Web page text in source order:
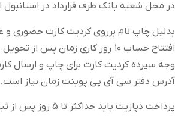
در محل شعبه بانک طرف قرارداد در استانبول
بدلیل چاپ نام برروی کردیت کارت حضوری
افتتاح حساب ۱۰ روز کاری زمان پس
وجه سپرده کردیت کارت برای چاپ و ارسال
آدرس دفتر سی آی پی پوینت زمان نیاز است.
پرداخت دپازیت باید حداکثر تا 5 روز پس از ثبت سفارش انجام شود.